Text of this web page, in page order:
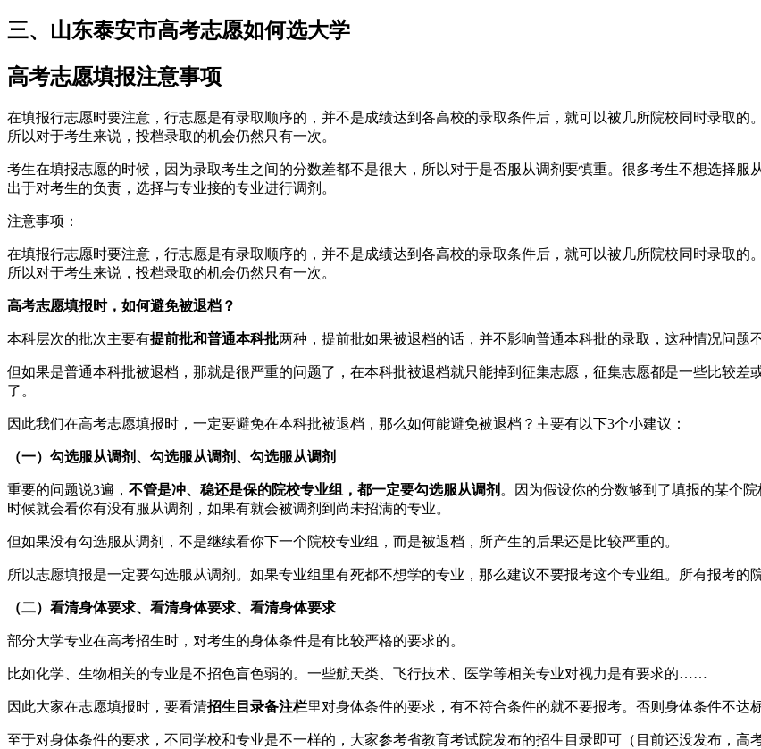
三、山东泰安市高考志愿如何选大学
高考志愿填报注意事项
在填报行志愿时要注意，行志愿是有录取顺序的，并不是成绩达到各高校的录取条件后，就可以被几所院校同时录取的
所以对于考生来说，投档录取的机会仍然只有一次。
考生在填报志愿的时候，因为录取考生之间的分数差都不是很大，所以对于是否服从调剂要慎重。很多考生不想选择
出于对考生的负责，选择与专业接的专业进行调剂。
注意事项：
在填报行志愿时要注意，行志愿是有录取顺序的，并不是成绩达到各高校的录取条件后，就可以被几所院校同时录取的
所以对于考生来说，投档录取的机会仍然只有一次。
高考志愿填报时，如何避免被退档？
本科层次的批次主要有提前批和普通本科批两种，提前批如果被退档的话，并不影响普通本科批的录取，这种情况问题
但如果是普通本科批被退档，那就是很严重的问题了，在本科批被退档就只能掉到征集志愿，征集志愿都是一些比较
了。
因此我们在高考志愿填报时，一定要避免在本科批被退档，那么如何能避免被退档？主要有以下3个小建议：
（一）勾选服从调剂、勾选服从调剂、勾选服从调剂
重要的问题说3遍， 不管是冲、稳还是保的院校专业组，都一定要勾选服从调剂 。因为假设你的分数够到了填报的某个
时候就会看你有没有服从调剂，如果有就会被调剂到尚未招满的专业。
但如果没有勾选服从调剂，不是继续看你下一个院校专业组，而是被退档，所产生的后果还是比较严重的。
所以志愿填报是一定要勾选服从调剂。如果专业组里有死都不想学的专业，那么建议不要报考这个专业组。所有报考的
（二）看清身体要求、看清身体要求、看清身体要求
部分大学专业在高考招生时，对考生的身体条件是有比较严格的要求的。
比如化学、生物相关的专业是不招色盲色弱的。一些航天类、飞行技术、医学等相关专业对视力是有要求的……
因此大家在志愿填报时，要看清招生目录备注栏里对身体条件的要求，有不符合条件的就不要报考。否则身体条件不达
至于对身体条件的要求，不同学校和专业是不一样的，大家参考省教育考试院发布的招生目录即可（目前还没发布，高